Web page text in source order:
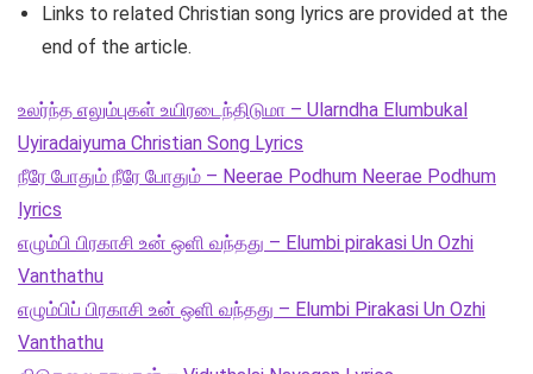
Links to related Christian song lyrics are provided at the
end of the article.
உலர்ந்த எலும்புகள் உயிரடைந்திடுமா – Ularndha Elumbukal
Uyiradaiyuma Christian Song Lyrics
நீரே போதும் நீரே போதும் – Neerae Podhum Neerae Podhum
lyrics
எழும்பி பிரகாசி உன் ஒளி வந்தது – Elumbi pirakasi Un Ozhi
Vanthathu
எழும்பிப் பிரகாசி உன் ஒளி வந்தது – Elumbi Pirakasi Un Ozhi
Vanthathu